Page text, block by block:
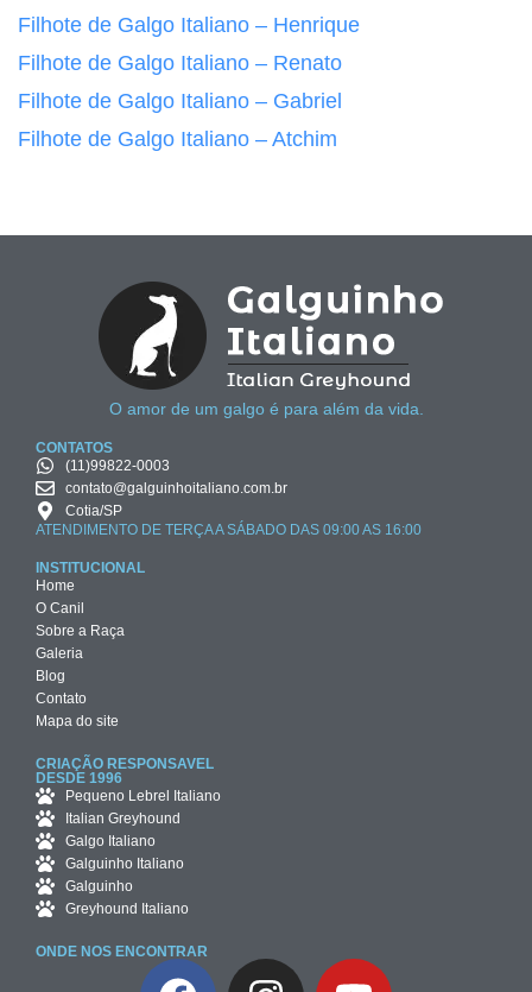
Filhote de Galgo Italiano – Henrique
Filhote de Galgo Italiano – Renato
Filhote de Galgo Italiano – Gabriel
Filhote de Galgo Italiano – Atchim
O amor de um galgo é para além da vida.
CONTATOS
(11)99822-0003
contato@galguinhoitaliano.com.br
Cotia/SP
ATENDIMENTO DE TERÇA A SÁBADO DAS 09:00 AS 16:00
INSTITUCIONAL
Home
O Canil
Sobre a Raça
Galeria
Blog
Contato
Mapa do site
CRIAÇÃO RESPONSAVEL
DESDE 1996
Pequeno Lebrel Italiano
Italian Greyhound
Galgo Italiano
Galguinho Italiano
Galguinho
Greyhound Italiano
ONDE NOS ENCONTRAR